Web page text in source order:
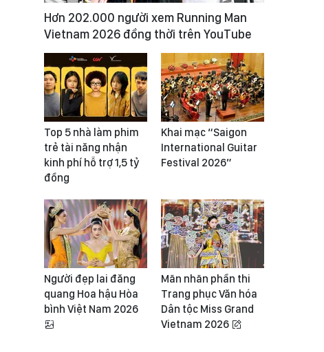
Hơn 202.000 người xem Running Man
Vietnam 2026 đồng thời trên YouTube
Top 5 nhà làm phim
trẻ tài năng nhận
kinh phí hỗ trợ 1,5 tỷ
đồng
Khai mạc “Saigon
International Guitar
Festival 2026”
Người đẹp lai đăng
quang Hoa hậu Hòa
bình Việt Nam 2026
Mãn nhãn phần thi
Trang phục Văn hóa
Dân tộc Miss Grand
Vietnam 2026